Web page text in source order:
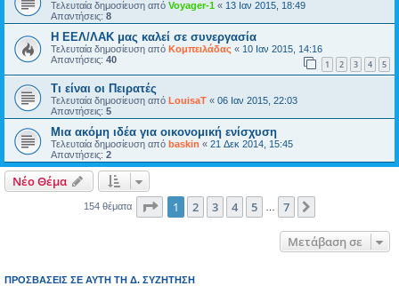
Τελευταία δημοσίευση από Voyager-1 « 13 Ιαν 2015, 18:49
Απαντήσεις: 8
Η ΕΕΛ/ΛΑΚ μας καλεί σε συνεργασία
Τελευταία δημοσίευση από Κομπειλάδας « 10 Ιαν 2015, 14:16
Απαντήσεις: 40 1 2 3 4 5
Τι είναι οι Πειρατές
Τελευταία δημοσίευση από LouisaT « 06 Ιαν 2015, 22:03
Απαντήσεις: 5
Μια ακόμη ιδέα για οικονομική ενίσχυση
Τελευταία δημοσίευση από baskin « 21 Δεκ 2014, 15:45
Απαντήσεις: 2
Νέο Θέμα
154 θέματα Σελίδα από7
1 2 3 4 5 … 7
Μετάβαση σε
ΠΡΟΣΒΆΣΕΙΣ ΣΕ ΑΥΤΉ ΤΗ Δ. ΣΥΖΉΤΗΣΗ